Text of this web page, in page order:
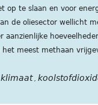
op te slaan en voor
de oliesector wellicht
meest methaan
klimaat